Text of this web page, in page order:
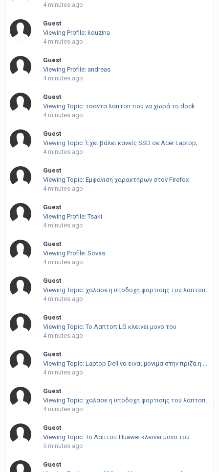
4 minutes ago
Guest
Viewing Profile: kouzina
4 minutes ago
Guest
Viewing Profile: andreas
4 minutes ago
Guest
Viewing Topic: τσαντα λαπτοπ που να χωρά το dock
4 minutes ago
Guest
Viewing Topic: Έχει βάλει κανείς SSD σε Acer Laptop;
4 minutes ago
Guest
Viewing Topic: Εμφάνιση χαρακτήρων στον Firefox
4 minutes ago
Guest
Viewing Profile: Tsaki
4 minutes ago
Guest
Viewing Profile: Sovas
4 minutes ago
Guest
Viewing Topic: χαλασε η υποδοχη φορτισης του λαπτοπ Toshiba
4 minutes ago
Guest
Viewing Topic: Το Λαπτοπ LG κλεινει μονο του
4 minutes ago
Guest
Viewing Topic: Laptop Dell να ειναι μονιμα στην πριζα η οχι
4 minutes ago
Guest
Viewing Topic: χαλασε η υποδοχη φορτισης του λαπτοπ HP
4 minutes ago
Guest
Viewing Topic: Το Λαπτοπ Huawei κλεινει μονο του
5 minutes ago
Guest